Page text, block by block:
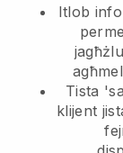
Itlob
Tista
klijent